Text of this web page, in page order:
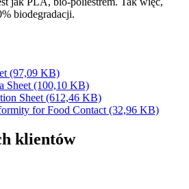
biodegradacji.
(97,09 KB)
Sheet (100,10 KB)
Sheet (612,46 KB)
for Food Contact (32,96 KB)
klientów